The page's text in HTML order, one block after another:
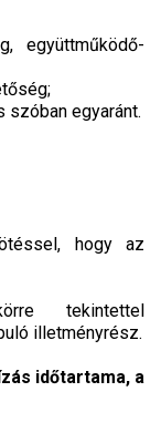
együttműködő-
szóban egyaránt.
hogy az
tekintettel
illetményrész.
időtartama, a